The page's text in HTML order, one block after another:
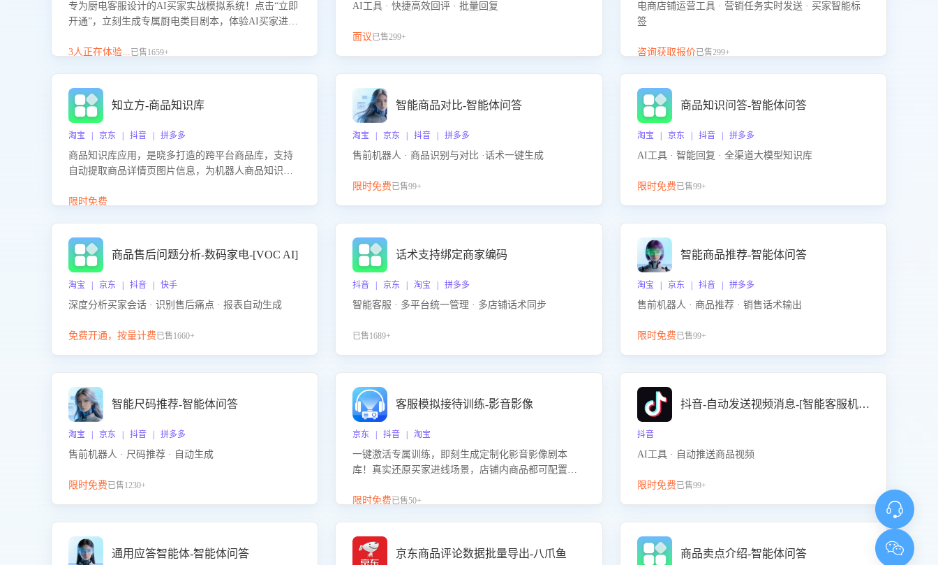
专为厨电客服设计的AI买家实战模拟系统！点击“立即
开通”，立刻生成专属厨电类目剧本，体验AI买家进线
能咨询”等真实场景应对技巧！
3人正在体验...已售1659+
AI工具 · 快捷高效回评 · 批量回复
面议已售299+
电商店铺运营工具 · 营销任务实时发送 · 买家智能标
签
咨询获取报价已售299+
知立方-商品知识库
淘宝 | 京东 | 抖音 | 拼多多
商品知识库应用，是晓多打造的跨平台商品库，支持
自动提取商品详情页图片信息，为机器人商品知识问
商品知识。
限时免费
智能商品对比-智能体问答
淘宝 | 京东 | 抖音 | 拼多多
售前机器人 · 商品识别与对比 ·话术一键生成
限时免费已售99+
商品知识问答-智能体问答
淘宝 | 京东 | 抖音 | 拼多多
AI工具 · 智能回复 · 全渠道大模型知识库
限时免费已售99+
商品售后问题分析-数码家电-[VOC AI]
淘宝 | 京东 | 抖音 | 快手
深度分析买家会话 · 识别售后痛点 · 报表自动生成
免费开通，按量计费已售1660+
话术支持绑定商家编码
抖音 | 京东 | 淘宝 | 拼多多
智能客服 · 多平台统一管理 · 多店铺话术同步
已售1689+
智能商品推荐-智能体问答
淘宝 | 京东 | 抖音 | 拼多多
售前机器人 · 商品推荐 · 销售话术输出
限时免费已售99+
智能尺码推荐-智能体问答
淘宝 | 京东 | 抖音 | 拼多多
售前机器人 · 尺码推荐 · 自动生成
限时免费已售1230+
客服模拟接待训练-影音影像
京东 | 抖音 | 淘宝
一键激活专属训练，即刻生成定制化影音影像剧本
库！真实还原买家进线场景，店铺内商品都可配置到
升客服售前转化率。点击 “立即开通”，快速获取影音
限时免费已售50+
抖音-自动发送视频消息-[智能客服机器人]
抖音
AI工具 · 自动推送商品视频
限时免费已售99+
通用应答智能体-智能体问答 京东商品评论数据批量导出-八爪鱼 商品卖点介绍-智能体问答